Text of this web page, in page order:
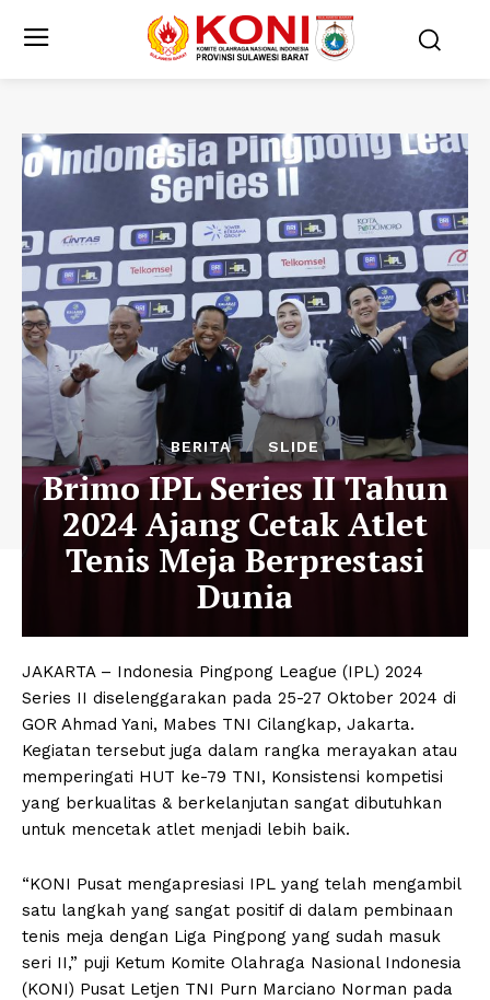
BERITA SLIDE
Brimo IPL Series II Tahun
2024 Ajang Cetak Atlet
Tenis Meja Berprestasi
Dunia
JAKARTA – Indonesia Pingpong League (IPL) 2024
Series II diselenggarakan pada 25-27 Oktober 2024 di
GOR Ahmad Yani, Mabes TNI Cilangkap, Jakarta.
Kegiatan tersebut juga dalam rangka merayakan atau
memperingati HUT ke-79 TNI, Konsistensi kompetisi
yang berkualitas & berkelanjutan sangat dibutuhkan
untuk mencetak atlet menjadi lebih baik.
“KONI Pusat mengapresiasi IPL yang telah mengambil
satu langkah yang sangat positif di dalam pembinaan
tenis meja dengan Liga Pingpong yang sudah masuk
seri II,” puji Ketum Komite Olahraga Nasional Indonesia
(KONI) Pusat Letjen TNI Purn Marciano Norman pada